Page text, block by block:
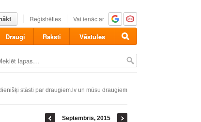
Reģistrēties Vai ienāc ar
Draugi Raksti Vēstules
stāsti par draugiem.lv un mūsu draugiem
Septembris, 2015